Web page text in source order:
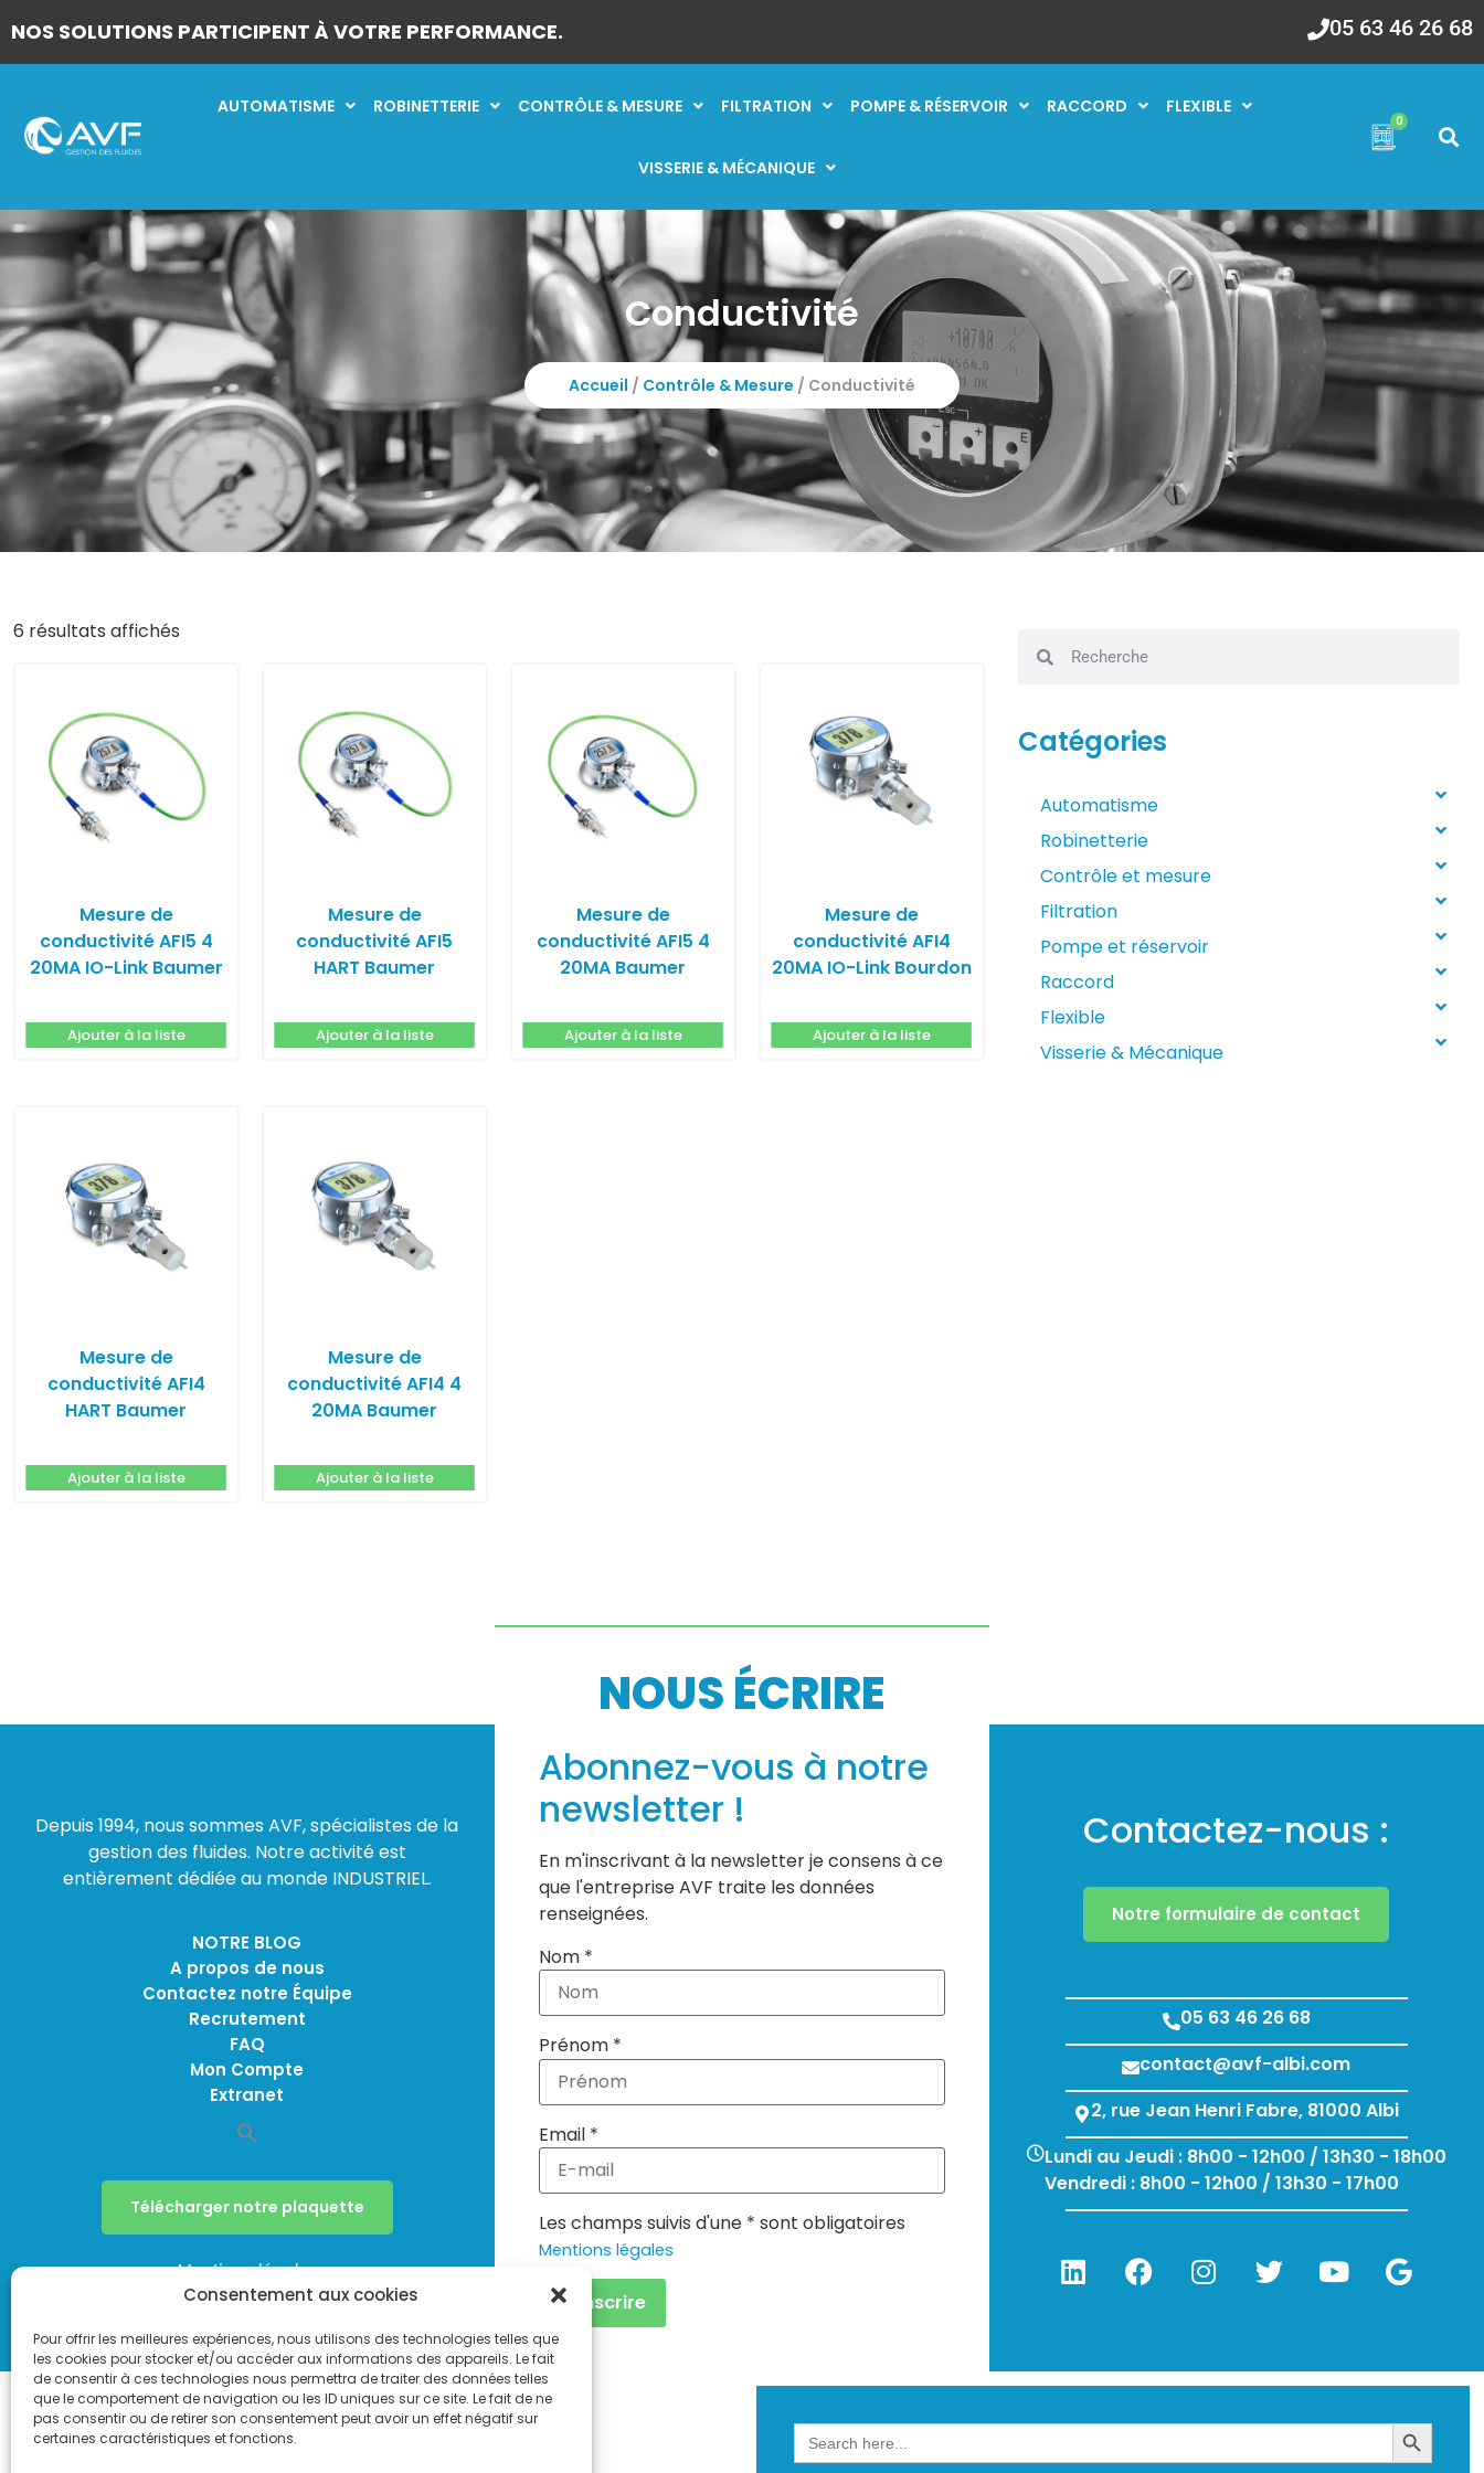
Consentement aux cookies
Pour offrir les meilleures expériences, nous utilisons des technologies telles que
les cookies pour stocker et/ou accéder aux informations des appareils. Le fait
de consentir à ces technologies nous permettra de traiter des données telles
que le comportement de navigation ou les ID uniques sur ce site. Le fait de ne
pas consentir ou de retirer son consentement peut avoir un effet négatif sur
certaines caractéristiques et fonctions.
NOS SOLUTIONS PARTICIPENT À VOTRE PERFORMANCE. 05 63 46 26 68
AUTOMATISME ROBINETTERIE CONTRÔLE & MESURE FILTRATION POMPE & RÉSERVOIR RACCORD FLEXIBLE
VISSERIE & MÉCANIQUE
0
Conductivité
Accueil / Contrôle & Mesure / Conductivité
6 résultats affichés
Mesure de
conductivité AFI5 4
20MA IO-Link Baumer
Ajouter à la liste
Mesure de
conductivité AFI5
HART Baumer
Ajouter à la liste
Mesure de
conductivité AFI5 4
20MA Baumer
Ajouter à la liste
Mesure de
conductivité AFI4
20MA IO-Link Bourdon
Ajouter à la liste
Mesure de
conductivité AFI4
HART Baumer
Ajouter à la liste
Mesure de
conductivité AFI4 4
20MA Baumer
Ajouter à la liste
Catégories
Automatisme
Robinetterie
Contrôle et mesure
Filtration
Pompe et réservoir
Raccord
Flexible
Visserie & Mécanique
Depuis 1994, nous sommes AVF, spécialistes de la
gestion des fluides. Notre activité est
entièrement dédiée au monde INDUSTRIEL.
NOTRE BLOG
A propos de nous
Contactez notre Équipe
Recrutement
FAQ
Mon Compte
Extranet
Télécharger notre plaquette
Mentions légales
Politique de confidentialité
NOUS ÉCRIRE
Abonnez-vous à notre
newsletter !
En m'inscrivant à la newsletter je consens à ce
que l'entreprise AVF traite les données
renseignées.
Nom *
Prénom *
Email *
Les champs suivis d'une * sont obligatoires
Mentions légales
Contactez-nous :
Notre formulaire de contact
05 63 46 26 68
contact@avf-albi.com
2, rue Jean Henri Fabre, 81000 Albi
Lundi au Jeudi : 8h00 - 12h00 / 13h30 - 18h00
Vendredi : 8h00 - 12h00 / 13h30 - 17h00
Search
for:
Search